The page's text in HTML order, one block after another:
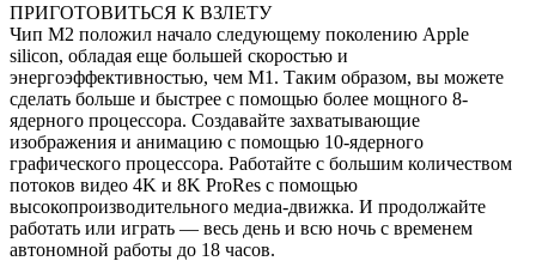
ПРИГОТОВИТЬСЯ К ВЗЛЕТУ
Чип M2 положил начало следующему поколению Apple
silicon, обладая еще большей скоростью и
энергоэффективностью, чем M1. Таким образом, вы можете
сделать больше и быстрее с помощью более мощного 8-
ядерного процессора. Создавайте захватывающие
изображения и анимацию с помощью 10-ядерного
графического процессора. Работайте с большим количеством
потоков видео 4K и 8K ProRes с помощью
высокопроизводительного медиа-движка. И продолжайте
работать или играть — весь день и всю ночь с временем
автономной работы до 18 часов.